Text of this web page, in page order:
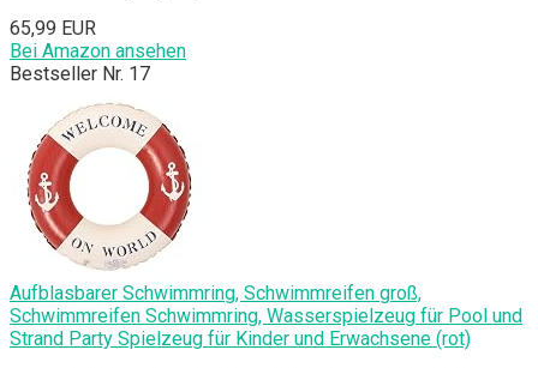
65,99 EUR
Bei Amazon ansehen
Bestseller Nr. 17
Aufblasbarer Schwimmring, Schwimmreifen groß,
Schwimmreifen Schwimmring, Wasserspielzeug für Pool und
Strand Party Spielzeug für Kinder und Erwachsene (rot)